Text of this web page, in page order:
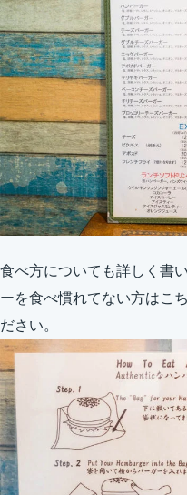
食べ方についても詳しく書
ーを食べ慣れてない方はこ
ださい。